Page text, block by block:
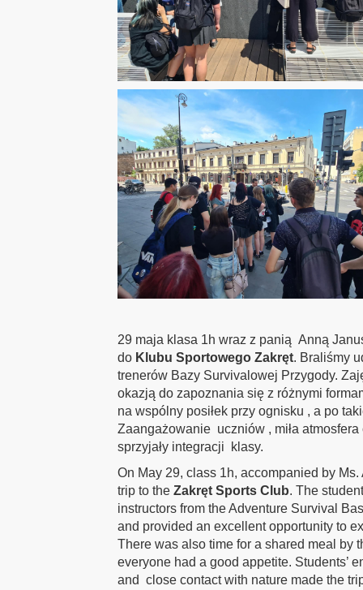
29 maja klasa 1h wraz z panią Anną
do Klubu Sportowego Zakręt. Braliśmy
trenerów Bazy Survivalowej Przygody.
okazją do zapoznania się z różnymi
na wspólny posiłek przy ognisku , a po
Zaangażowanie uczniów , miła
sprzyjały integracji klasy.
On May 29, class 1h, accompanied by
trip to the Zakręt Sports Club. The
instructors from the Adventure Survival
and provided an excellent opportunity to
There was also time for a shared meal by
everyone had a good appetite. Students’
and close contact with nature made the